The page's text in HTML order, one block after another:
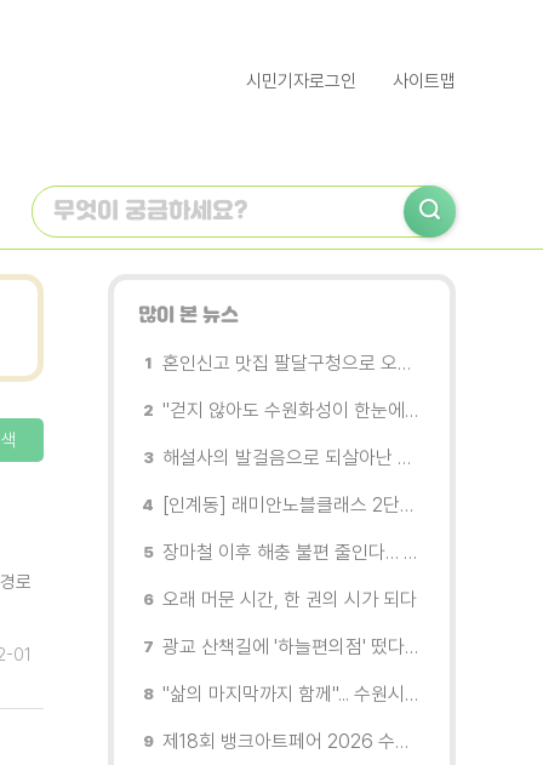
시민기자로그인 사이트맵
로
01
많이 본 뉴스
혼인신고 맛집 팔달구청으로 오세요
"걷지 않아도 수원화성이 한눈에"…무장애 관광버스 '수원행차' 타보니
해설사의 발걸음으로 되살아난 수원의 독립운동 역사
[인계동] 래미안노블클래스 2단지 경로당, 무더위 속 독거노인에게 '따뜻한 한 끼' 대접
장마철 이후 해충 불편 줄인다… 영통구보건소, 신동수변공원·원천리천 집중 방제
오래 머문 시간, 한 권의 시가 되다
광교 산책길에 '하늘편의점' 떴다… 드론배송 시연
"삶의 마지막까지 함께"... 수원시 8개 기관, 어르신 돌봄의 손을 맞잡다
제18회 뱅크아트페어 2026 수원 개막, '나도 그림을 소유한다'